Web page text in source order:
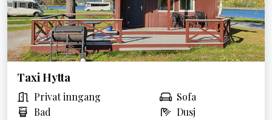
Taxi Hytta
Privat inngang
Sofa
Bad
Dusj